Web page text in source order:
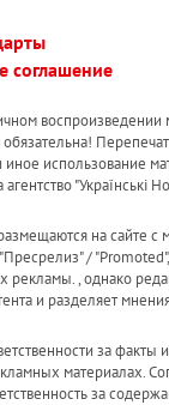
соглашение
воспроизведении
использование
"Українськi
на сайте с
/
рекламы. , однако
и разделяет
за
материалах.
за